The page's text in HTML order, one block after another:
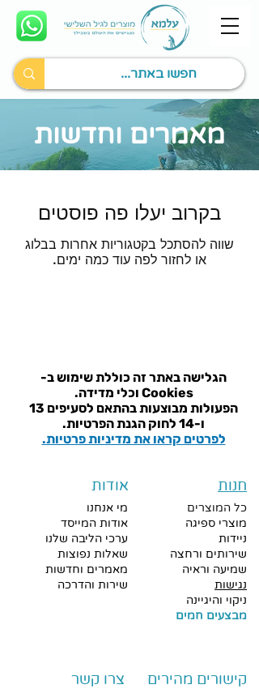
מאמרים וחדשות
בקרוב יעלו פה פוסטים
שווה להסתכל בקטגוריות אחרות בבלוג
או לחזור לפה עוד כמה ימים.
הגלישה באתר זה כוללת שימוש ב-
Cookies וכלי מדידה.
הפעולות מבוצעות בהתאם ל
סעיפים 13
ו-14 לחוק הגנת הפרטיות.
לפרטים קראו את מדיניות פרטיות.
אודות
מי אנחנו
אודות המייסד
ערכי הליבה שלנו
שאלות נפוצות
מאמרים וחדשות
שירות והדרכה
חנות
כל המוצרים
מוצרי ספיגה
ניידות
שירותים ורחצה
שמיעה וראיה
נגישות
ניקוי והיגיינה
מבצעים חמים
צרו קשר קישורים מהירים